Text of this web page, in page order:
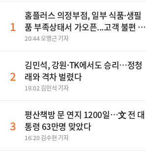
1
홈플러스 의정부점, 일부 식품·생필
품 부족상태서 가오픈...고객 불편 가
중
20:44 오명근 기자
2
김민석, 강원·TK에서도 승리…정청
래와 격차 벌렸다
19:02 김민석 기자
3
평산책방 문 연지 1200일…文 전 대
통령 63만명 맞았다
16:20 김수현 기자